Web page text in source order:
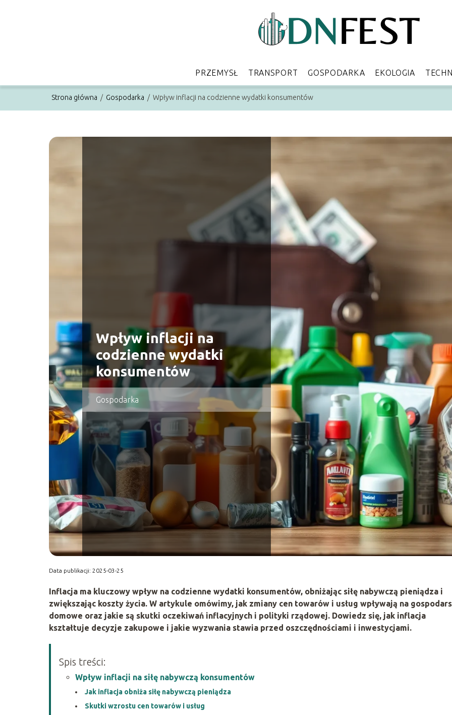
PRZEMYSŁ TRANSPORT GOSPODARKA EKOLOGIA
Strona główna / Gospodarka / Wpływ inflacji na codzienne wydatki konsumentów
Wpływ inflacji na
codzienne wydatki
konsumentów
Gospodarka
Data publikacji: 2025-03-25
Inflacja ma kluczowy wpływ na codzienne wydatki konsumentów, obniżając siłę nabywczą pieniądza i
zwiększając koszty życia. W artykule omówimy, jak zmiany cen towarów i usług wpływają na
domowe oraz jakie są skutki oczekiwań inflacyjnych i polityki rządowej. Dowiedz się, jak inflacja
kształtuje decyzje zakupowe i jakie wyzwania stawia przed oszczędnościami i inwestycjami.
Spis treści:
Wpływ inflacji na siłę nabywczą konsumentów
Jak inflacja obniża siłę nabywczą pieniądza
Skutki wzrostu cen towarów i usług